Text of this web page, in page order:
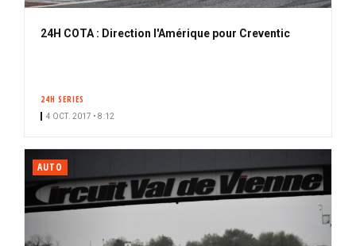
24H COTA : Direction l'Amérique pour Creventic
24H SERIES
4 OCT. 2017 • 8:12
AUTO